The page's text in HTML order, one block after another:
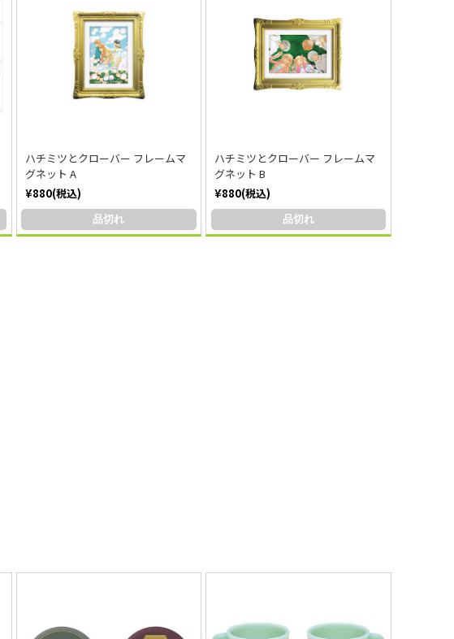
ハチミツとクローバー フレームマ
グネット A
¥880(税込)
品切れ
ハチミツとクローバー フレームマ
グネット B
¥880(税込)
品切れ